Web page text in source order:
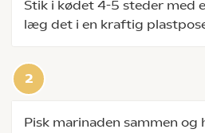
Stik i kødet 4-5 steder med
læg det i en kraftig
Pisk marinaden sammen og